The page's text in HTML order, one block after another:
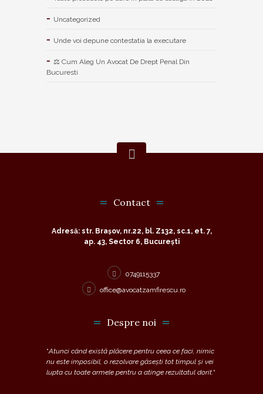
Uncategorized
Unde voi depune contestatia la executare
⚖ Cum Aleg Un Avocat De Drept Penal Din
Bucuresti
Contact
Adresă: str. Brașov, nr.22, bl. Z132, sc.1, et. 7,
ap. 43, Sector 6, București
0749115337
office@avocatzamfirescu.ro
Despre noi
“Atunci când există plăcere pentru ceea ce faci, nimic
nu este imposibil, o rezolvare găsești tot timpul și vei
lupta cu toate armele pentru a atinge rezultatul dorit. “